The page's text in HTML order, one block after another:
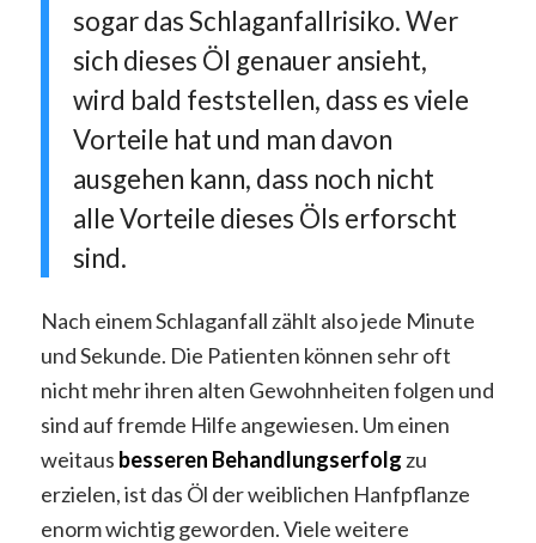
sogar das Schlaganfallrisiko. Wer
sich dieses Öl genauer ansieht,
wird bald feststellen, dass es viele
Vorteile hat und man davon
ausgehen kann, dass noch nicht
alle Vorteile dieses Öls erforscht
sind.
Nach einem Schlaganfall zählt also jede Minute
und Sekunde. Die Patienten können sehr oft
nicht mehr ihren alten Gewohnheiten folgen und
sind auf fremde Hilfe angewiesen. Um einen
weitaus besseren Behandlungserfolg zu
erzielen, ist das Öl der weiblichen Hanfpflanze
enorm wichtig geworden. Viele weitere